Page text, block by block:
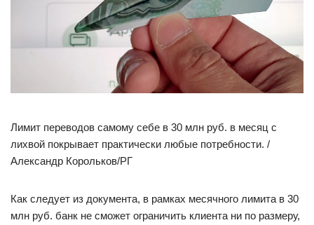
Лимит переводов самому себе в 30 млн руб. в месяц с
лихвой покрывает практически любые потребности. /
Александр Корольков/РГ
Как следует из документа, в рамках месячного лимита в 30
млн руб. банк не сможет ограничить клиента ни по размеру,